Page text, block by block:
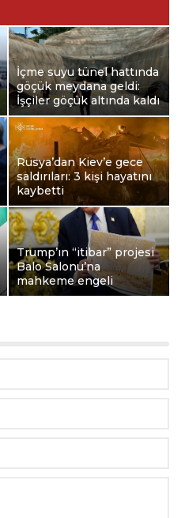
İçme suyu tünel hattında
göçük meydana geldi:
İşçiler göçük altında kaldı
Rusya’dan Kiev’e gece
saldırıları: 3 kişi hayatını
kaybetti
Trump’ın “itibar” projesi
Balo Salonu’na
mahkeme engeli